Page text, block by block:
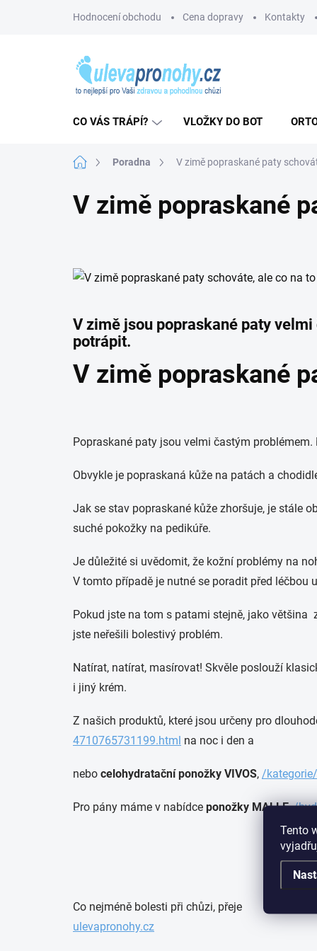
Tento
Hodnocení obchodu Cena dopravy Kontakty
CO VÁS TRÁPÍ? VLOŽKY DO BOT
Domů Poradna V zimě popraskané paty
V zimě popraskané
V zimě jsou popraskané paty
potrápit.
V zimě popraskané
Popraskané paty jsou velmi častým
Obvykle je popraskaná kůže na patách a
Jak se stav popraskané kůže zhoršuje, je stále
suché pokožky na pedikúře.
Je důležité si uvědomit, že kožní problémy na
V tomto případě je nutné se poradit před léčbou
Pokud jste na tom s patami stejně, jako většina
jste neřešili bolestivý problém.
Natírat, natírat, masírovat! Skvěle poslouží
i jiný krém.
Z našich produktů, které jsou určeny pro
4710765731199.html na noc i den a
nebo celohydratační ponožky VIVOS, /
Pro pány máme v nabídce ponožky MALLE, /
Co nejméně bolesti při chůzi, přeje
ulevapronohy.cz